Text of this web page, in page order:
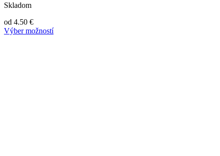
Skladom
od 4.50 €
Výber možností